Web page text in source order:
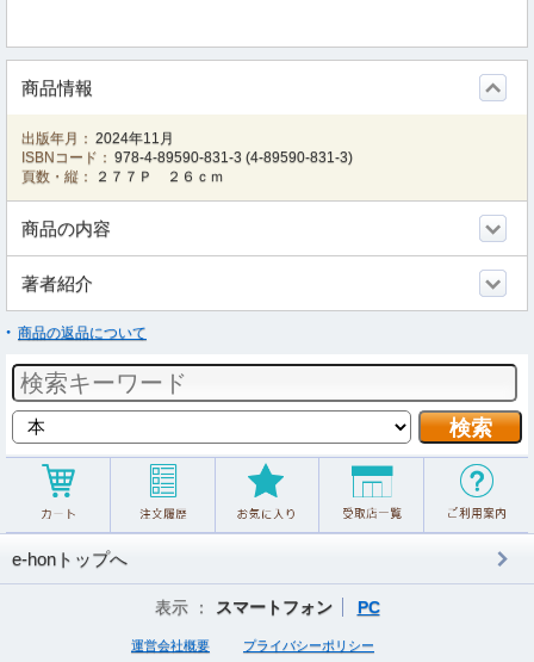
商品情報
出版年月： 2024年11月
ISBNコード： 978-4-89590-831-3 (4-89590-831-3)
頁数・縦：
２７７Ｐ ２６ｃｍ
商品の内容
著者紹介
商品の返品について
e-honトップへ
表示 ： スマートフォン PC
運営会社概要 プライバシーポリシー